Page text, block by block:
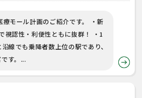
モール計画のご紹介です。 ・新
視認性・利便性ともに抜群！ ・1
線でも乗降者数上位の駅であり、
す。...